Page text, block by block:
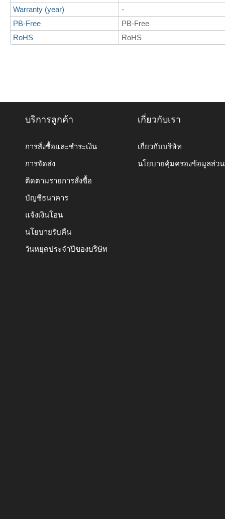
Warranty (year)
-
PB-Free
PB-Free
RoHS
RoHS
บริการลูกค้า
การสั่งซื้อและชำระเงิน
การจัดส่ง
ติดตามรายการสั่งซื้อ
บัญชีธนาคาร
แจ้งเงินโอน
นโยบายรับคืน
วันหยุดประจำปีของบริษัท
เกี่ยวกับเรา
เกี่ยวกับบริษัท
นโยบายคุ้มครองข้อมูลส่ว